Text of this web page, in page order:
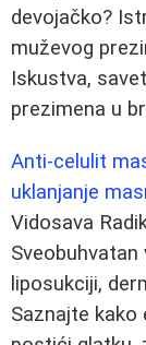
devojačko?
muževog
Iskustva,
prezimena u
Anti-celulit
uklanjanje
Vidosava
liposukciji,
Saznajte kako